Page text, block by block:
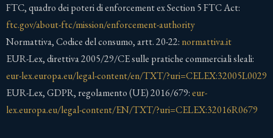
FTC, quadro dei poteri di enforcement ex Section 5 FTC Act:
ftc.gov/about-ftc/mission/enforcement-authority
Normattiva, Codice del consumo, artt. 20-22: normattiva.it
EUR-Lex, direttiva 2005/29/CE sulle pratiche commerciali sleali:
eur-lex.europa.eu/legal-content/en/TXT/?uri=CELEX:32005L0029
EUR-Lex, GDPR, regolamento (UE) 2016/679:eur-
lex.europa.eu/legal-content/EN/TXT/?uri=CELEX:32016R0679